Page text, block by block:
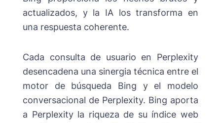
actualizados, y la IA los transforma en
una respuesta coherente.
Cada consulta de usuario en Perplexity
desencadena una sinergia técnica entre el
motor de búsqueda Bing y el modelo
conversacional de Perplexity. Bing aporta
a Perplexity la riqueza de su índice web